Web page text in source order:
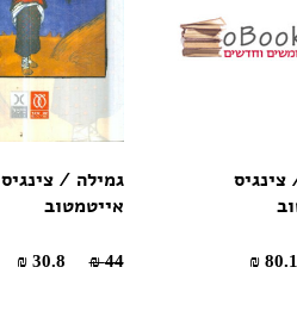
גמילה / צינגיס
אייטמטוב
44 ₪
30.8 ₪